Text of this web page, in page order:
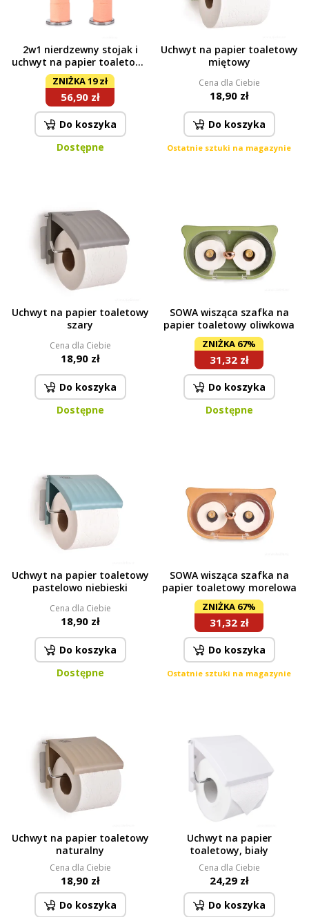
2w1 nierdzewny stojak i
uchwyt na papier toaletowy
GoEco®
ZNIŻKA 19 zł
56,90 zł
Do koszyka
Dostępne
Uchwyt na papier toaletowy
miętowy
Cena dla Ciebie
18,90 zł
Do koszyka
Ostatnie sztuki na magazynie
Uchwyt na papier toaletowy
szary
Cena dla Ciebie
18,90 zł
Do koszyka
Dostępne
SOWA wisząca szafka na
papier toaletowy oliwkowa
ZNIŻKA 67%
31,32 zł
Do koszyka
Dostępne
Uchwyt na papier toaletowy
pastelowo niebieski
Cena dla Ciebie
18,90 zł
Do koszyka
Dostępne
SOWA wisząca szafka na
papier toaletowy morelowa
ZNIŻKA 67%
31,32 zł
Do koszyka
Ostatnie sztuki na magazynie
Uchwyt na papier toaletowy
naturalny
Cena dla Ciebie
18,90 zł
Do koszyka
Uchwyt na papier
toaletowy, biały
Cena dla Ciebie
24,29 zł
Do koszyka